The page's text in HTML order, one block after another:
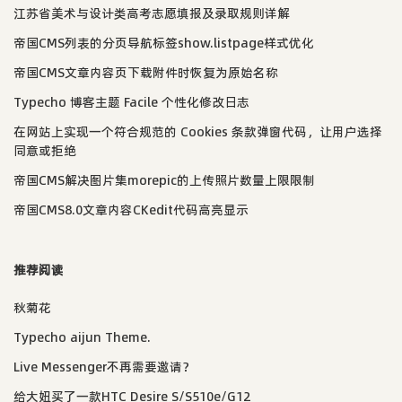
江苏省美术与设计类高考志愿填报及录取规则详解
帝国CMS列表的分页导航标签show.listpage样式优化
帝国CMS文章内容页下载附件时恢复为原始名称
Typecho 博客主题 Facile 个性化修改日志
在网站上实现一个符合规范的 Cookies 条款弹窗代码，让用户选择
同意或拒绝
帝国CMS解决图片集morepic的上传照片数量上限限制
帝国CMS8.0文章内容CKedit代码高亮显示
推荐阅读
秋菊花
Typecho aijun Theme.
Live Messenger不再需要邀请？
给大妞买了一款HTC Desire S/S510e/G12